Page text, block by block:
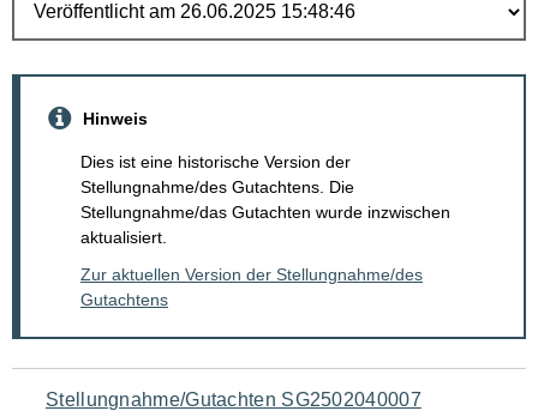
Hinweis
Dies ist eine historische Version der
Stellungnahme/des Gutachtens. Die
Stellungnahme/das Gutachten wurde inzwischen
aktualisiert.
Zur aktuellen Version der Stellungnahme/des
Gutachtens
Navigation
Stellungnahme/Gutachten SG2502040007